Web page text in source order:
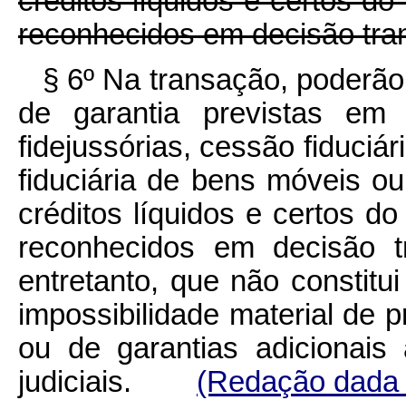
reconhecidos em decisão
§ 6º Na transação,
de garantia previstas
fidejussórias, cessão
fiduciária de bens móveis
créditos líquidos e certos
reconhecidos em decisão
entretanto, que não
impossibilidade material de
ou de garantias
judiciais. (Redação